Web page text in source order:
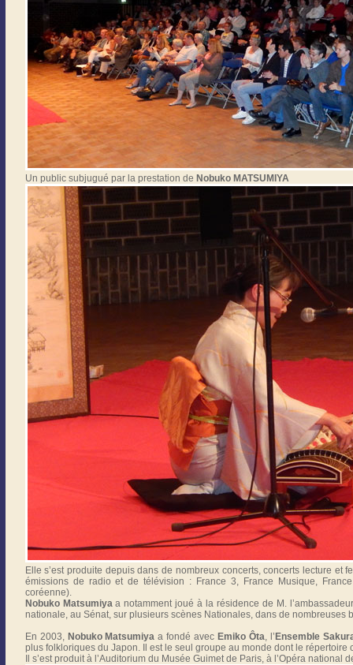
Un public subjugué par la prestation de Nobuko MATSUMIYA
Elle s’est produite depuis dans de nombreux concerts, concerts lecture et
émissions de radio et de télévision : France 3, France Musique,
coréenne).
Nobuko Matsumiyaa notamment joué à la résidence de M.
nationale, au Sénat, sur plusieurs scènes Nationales, dans de nombreuses
En 2003, Nobuko Matsumiya a fondé avec Emiko Ôta, l’ Ensemble
plus folkloriques du Japon. Il est le seul groupe au monde dont le répertoire
Il s’est produit à l’Auditorium du Musée Guimet de Paris, à l’Opéra national